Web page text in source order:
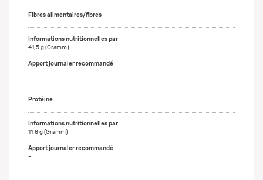
Fibres alimentaires/fibres
41,5 g (Gramm)
-
Protéine
11,8 g (Gramm)
-